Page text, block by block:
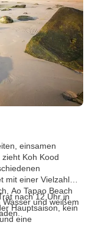
einsamen
Koh Kood
mit einer Vielzahl
Ao Tapao Beach
und weißem
nach 12 Uhr in
Hauptsaison, kein
eine